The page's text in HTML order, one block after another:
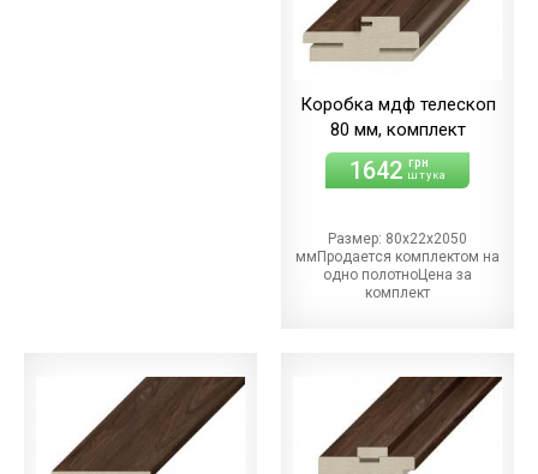
Коробка мдф телескоп
80 мм, комплект
1642 грн
штука
Размер: 80х22х2050
ммПродается комплектом на
одно полотноЦена за
комплект